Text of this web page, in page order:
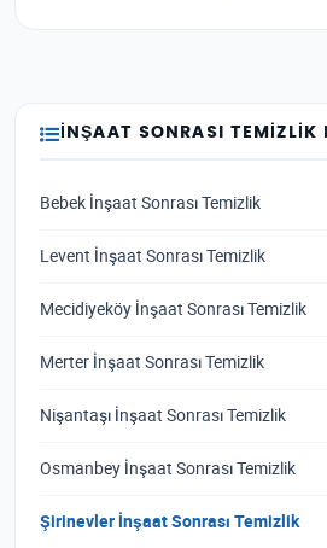
İNŞAAT SONRASI TEMIZLIK
Bebek İnşaat Sonrası Temizlik
Levent İnşaat Sonrası Temizlik
Mecidiyeköy İnşaat Sonrası Temizlik
Merter İnşaat Sonrası Temizlik
Nişantaşı İnşaat Sonrası Temizlik
Osmanbey İnşaat Sonrası Temizlik
Şirinevler İnşaat Sonrası Temizlik